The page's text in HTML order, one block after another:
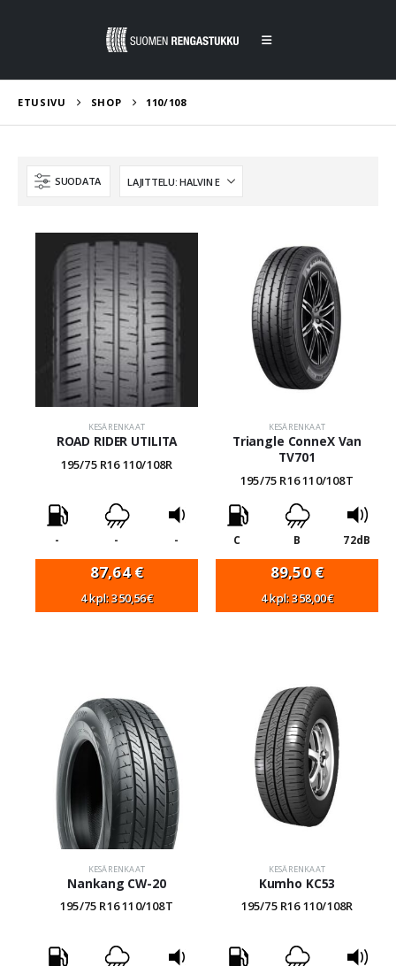
ETUSIVU SHOP 110/108
SUODATA
KESÄRENKAAT
ROAD RIDER UTILITA
195/75 R16 110/108R
- - -
87,64€
4 kpl: 350,56€
KESÄRENKAAT
Triangle ConneX Van
TV701
195/75 R16 110/108T
C B 72dB
89,50€
4 kpl: 358,00€
KESÄRENKAAT
Nankang CW-20
195/75 R16 110/108T
KESÄRENKAAT
Kumho KC53
195/75 R16 110/108R